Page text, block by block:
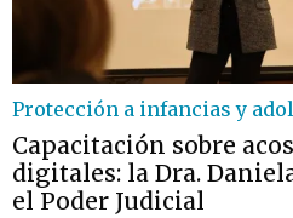
Protección a infancias y
Capacitación sobre
digitales: la Dra.
el Poder Judicial